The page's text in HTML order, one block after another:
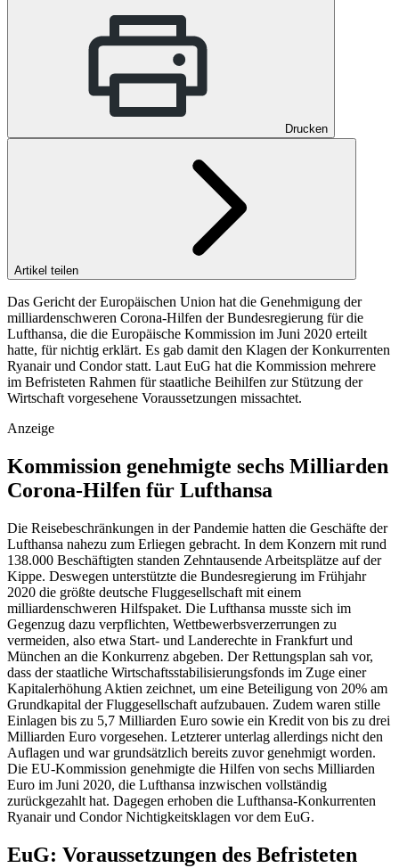
Drucken
Artikel teilen
Das Gericht der Europäischen Union hat die Genehmigung der
milliardenschweren Corona-Hilfen der Bundesregierung für die
Lufthansa, die die Europäische Kommission im Juni 2020 erteilt
hatte, für nichtig erklärt. Es gab damit den Klagen der Konkurrenten
Ryanair und Condor statt. Laut EuG hat die Kommission mehrere
im Befristeten Rahmen für staatliche Beihilfen zur Stützung der
Wirtschaft vorgesehene Voraussetzungen missachtet.
Anzeige
Kommission genehmigte sechs Milliarden
Corona-Hilfen für Lufthansa
Die Reisebeschränkungen in der Pandemie hatten die Geschäfte der
Lufthansa nahezu zum Erliegen gebracht. In dem Konzern mit rund
138.000 Beschäftigten standen Zehntausende Arbeitsplätze auf der
Kippe. Deswegen unterstützte die Bundesregierung im Frühjahr
2020 die größte deutsche Fluggesellschaft mit einem
milliardenschweren Hilfspaket. Die Lufthansa musste sich im
Gegenzug dazu verpflichten, Wettbewerbsverzerrungen zu
vermeiden, also etwa Start- und Landerechte in Frankfurt und
München an die Konkurrenz abgeben. Der Rettungsplan sah vor,
dass der staatliche Wirtschaftsstabilisierungsfonds im Zuge einer
Kapitalerhöhung Aktien zeichnet, um eine Beteiligung von 20% am
Grundkapital der Fluggesellschaft aufzubauen. Zudem waren stille
Einlagen bis zu 5,7 Milliarden Euro sowie ein Kredit von bis zu drei
Milliarden Euro vorgesehen. Letzterer unterlag allerdings nicht den
Auflagen und war grundsätzlich bereits zuvor genehmigt worden.
Die EU-Kommission genehmigte die Hilfen von sechs Milliarden
Euro im Juni 2020, die Lufthansa inzwischen vollständig
zurückgezahlt hat. Dagegen erhoben die Lufthansa-Konkurrenten
Ryanair und Condor Nichtigkeitsklagen vor dem EuG.
EuG: Voraussetzungen des Befristeten